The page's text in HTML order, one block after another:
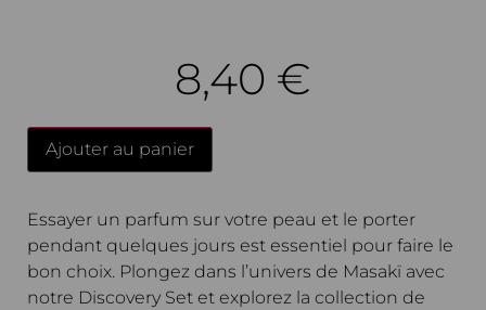
8,40 €
Ajouter au panier
Essayer un parfum sur votre peau et le porter
pendant quelques jours est essentiel pour faire le
bon choix. Plongez dans l’univers de Masakï avec
notre Discovery Set et explorez la collection de